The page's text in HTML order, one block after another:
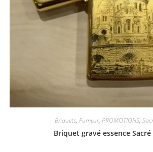
Briquets, Fumeur, PROMOTIONS,
Briquet gravé essence Sacré